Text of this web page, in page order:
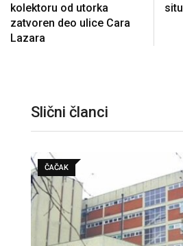
kolektoru od utorka
zatvoren deo ulice Cara
Lazara
Slični članci
GUČA